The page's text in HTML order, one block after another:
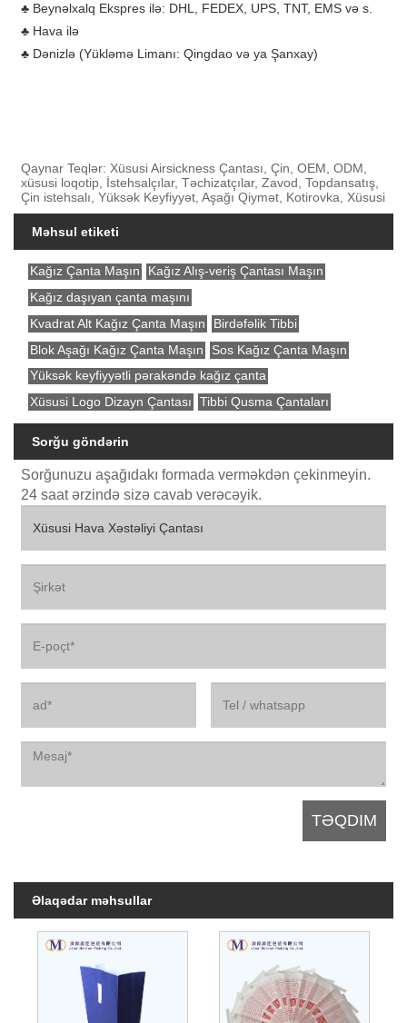
♣ Beynəlxalq Ekspres ilə: DHL, FEDEX, UPS, TNT, EMS və s.
♣ Hava ilə
♣ Dənizlə (Yükləmə Limanı: Qingdao və ya Şanxay)
Qaynar Teqlər: Xüsusi Airsickness Çantası, Çin, OEM, ODM,
xüsusi loqotip, İstehsalçılar, Təchizatçılar, Zavod, Topdansatış,
Çin istehsalı, Yüksək Keyfiyyət, Aşağı Qiymət, Kotirovka, Xüsusi
Məhsul etiketi
Kağız Çanta Maşın
Kağız Alış-veriş Çantası Maşın
Kağız daşıyan çanta maşını
Kvadrat Alt Kağız Çanta Maşın
Birdəfəlik Tibbi
Blok Aşağı Kağız Çanta Maşın
Sos Kağız Çanta Maşın
Yüksək keyfiyyətli pərakəndə kağız çanta
Xüsusi Logo Dizayn Çantası
Tibbi Qusma Çantaları
Sorğu göndərin
Sorğunuzu aşağıdakı formada verməkdən çekinmeyin.
24 saat ərzində sizə cavab verəcəyik.
Əlaqədar məhsullar